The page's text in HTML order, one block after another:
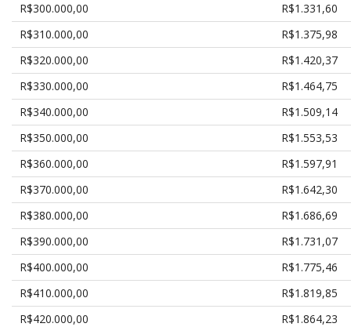
R$300.000,00
R$1.331,60
R$310.000,00
R$1.375,98
R$320.000,00
R$1.420,37
R$330.000,00
R$1.464,75
R$340.000,00
R$1.509,14
R$350.000,00
R$1.553,53
R$360.000,00
R$1.597,91
R$370.000,00
R$1.642,30
R$380.000,00
R$1.686,69
R$390.000,00
R$1.731,07
R$400.000,00
R$1.775,46
R$410.000,00
R$1.819,85
R$420.000,00
R$1.864,23